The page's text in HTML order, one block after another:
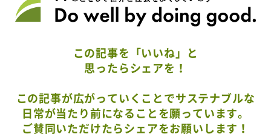
この記事を「いいね」と
思ったらシェアを！
この記事が広がっていくことでサステナブルな
日常が当たり前になることを願っています。
ご賛同いただけたらシェアをお願いします！